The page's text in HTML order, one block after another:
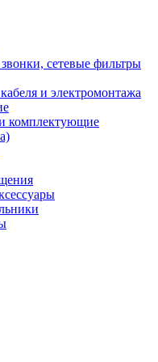
сетевые фильтры
и электромонтажа
комплектующие